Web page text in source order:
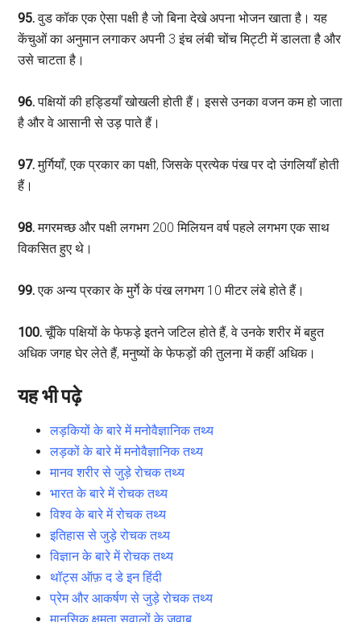
95.वुड कॉक एक ऐसा पक्षी है जो बिना देखे अपना भोजन खाता है। यह
केंचुओं का अनुमान लगाकर अपनी 3 इंच लंबी चोंच मिट्टी में डालता है और
उसे चाटता है।
96.पक्षियों की हड्डियाँ खोखली होती हैं। इससे उनका वजन कम हो जाता
है और वे आसानी से उड़ पाते हैं।
97.मुर्गियाँ, एक प्रकार का पक्षी, जिसके प्रत्येक पंख पर दो उंगलियाँ होती
हैं।
98.मगरमच्छ और पक्षी लगभग 200 मिलियन वर्ष पहले लगभग एक साथ
विकसित हुए थे।
99.एक अन्य प्रकार के मुर्गे के पंख लगभग 10 मीटर लंबे होते हैं।
100.चूँकि पक्षियों के फेफड़े इतने जटिल होते हैं, वे उनके शरीर में बहुत
अधिक जगह घेर लेते हैं, मनुष्यों के फेफड़ों की तुलना में कहीं अधिक।
यह भी पढ़े
लड़कियों के बारे में मनोवैज्ञानिक तथ्य
लड़कों के बारे में मनोवैज्ञानिक तथ्य
मानव शरीर से जुड़े रोचक तथ्य
भारत के बारे में रोचक तथ्य
विश्व के बारे में रोचक तथ्य
इतिहास से जुड़े रोचक तथ्य
विज्ञान के बारे में रोचक तथ्य
थॉट्स ऑफ़ द डे इन हिंदी
प्रेम और आकर्षण से जुड़े रोचक तथ्य